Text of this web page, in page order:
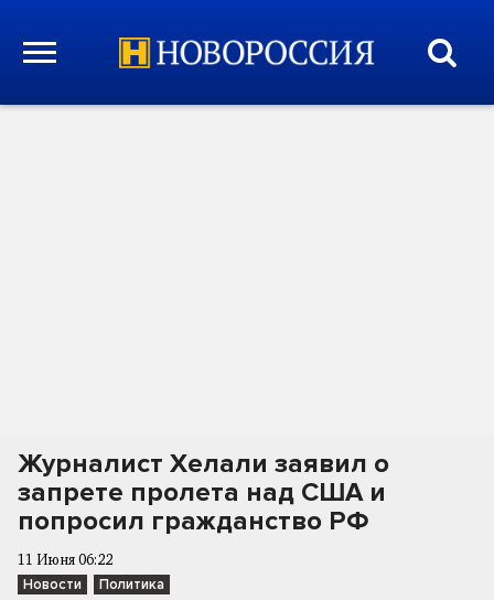
Журналист Хелали заявил о
запрете пролета над США и
попросил гражданство РФ
11 Июня 06:22
Новости Политика